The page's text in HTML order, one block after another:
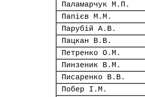
Паламарчук М.П.
Папієв М.М.
Парубій А.В.
Пацкан В.В.
Петренко О.М.
Пинзеник В.М.
Писаренко В.В.
Побер І.М.